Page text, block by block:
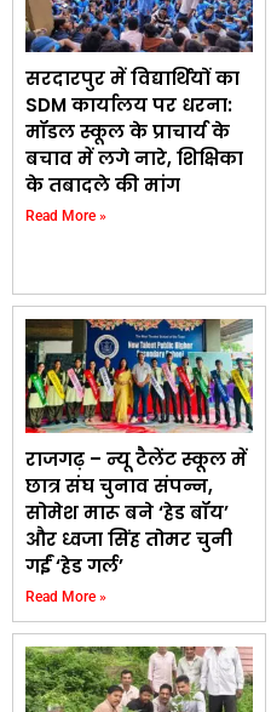
सरदारपुर में विद्यार्थियों का
SDM कार्यालय पर धरना:
मॉडल स्कूल के प्राचार्य के
बचाव में लगे नारे, शिक्षिका
के तबादले की मांग
Read More »
राजगढ़ – न्यू टैलेंट स्कूल में
छात्र संघ चुनाव संपन्न,
सोमेश मारू बने ‘हेड बॉय’
और ध्वजा सिंह तोमर चुनी
गईं ‘हेड गर्ल’
Read More »